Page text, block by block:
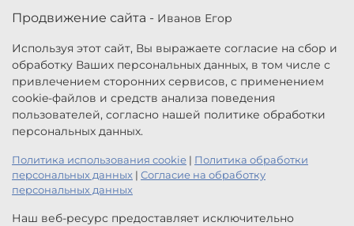
Продвижение сайта - Иванов Егор
Используя этот сайт, Вы выражаете согласие на сбор и
обработку Ваших персональных данных, в том числе с
привлечением сторонних сервисов, с применением
cookie-файлов и средств анализа поведения
пользователей, согласно нашей политике обработки
персональных данных.
Политика использования cookie | Политика обработки
персональных данных | Согласие на обработку
персональных данных
Наш веб-ресурс предоставляет исключительно